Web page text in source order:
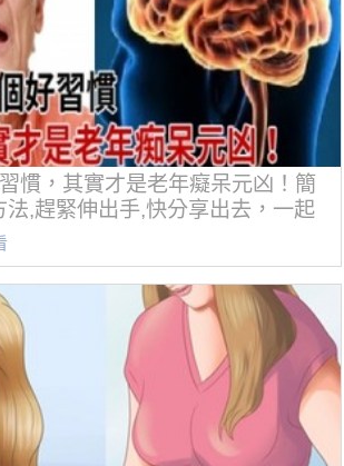
慣，其實才是老年癡呆元凶！簡
法,趕緊伸出手,快分享出去，一起